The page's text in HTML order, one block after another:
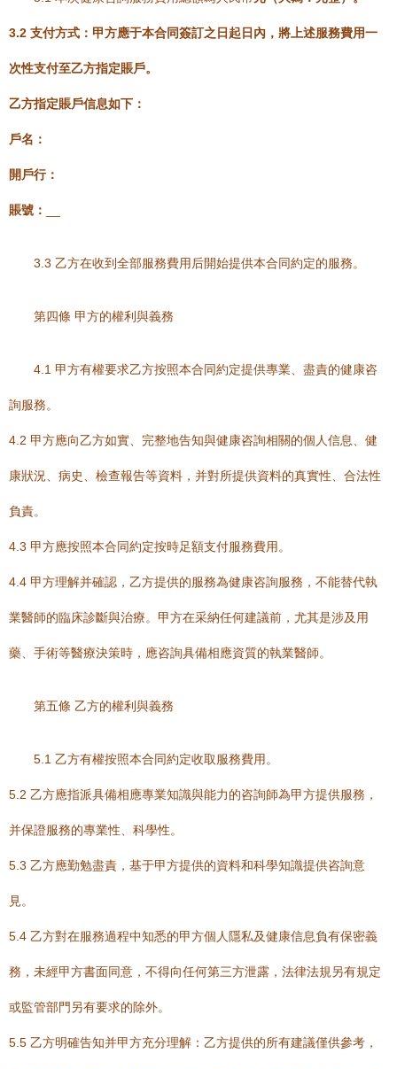
3.2 支付方式：甲方應于本合同簽訂之日起 日內，將上述服務費用一
次性支付至乙方指定賬戶。
乙方指定賬戶信息如下：
戶名：
開戶行：
賬號：
3.3 乙方在收到全部服務費用后開始提供本合同約定的服務。
第四條 甲方的權利與義務
4.1 甲方有權要求乙方按照本合同約定提供專業、盡責的健康咨
詢服務。
4.2 甲方應向乙方如實、完整地告知與健康咨詢相關的個人信息、健
康狀況、病史、檢查報告等資料，并對所提供資料的真實性、合法性
負責。
4.3 甲方應按照本合同約定按時足額支付服務費用。
4.4 甲方理解并確認，乙方提供的服務為健康咨詢服務，不能替代執
業醫師的臨床診斷與治療。甲方在采納任何建議前，尤其是涉及用
藥、手術等醫療決策時，應咨詢具備相應資質的執業醫師。
第五條 乙方的權利與義務
5.1 乙方有權按照本合同約定收取服務費用。
5.2 乙方應指派具備相應專業知識與能力的咨詢師為甲方提供服務，
并保證服務的專業性、科學性。
5.3 乙方應勤勉盡責，基于甲方提供的資料和科學知識提供咨詢意
見。
5.4 乙方對在服務過程中知悉的甲方個人隱私及健康信息負有保密義
務，未經甲方書面同意，不得向任何第三方泄露，法律法規另有規定
或監管部門另有要求的除外。
5.5 乙方明確告知并甲方充分理解：乙方提供的所有建議僅供參考，